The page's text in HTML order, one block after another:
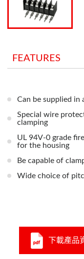
FEATURES
Can be supplied in
Special wire
clamping
UL 94V-0 grade
for the housing
Be capable of
Wide choice of
下載產品